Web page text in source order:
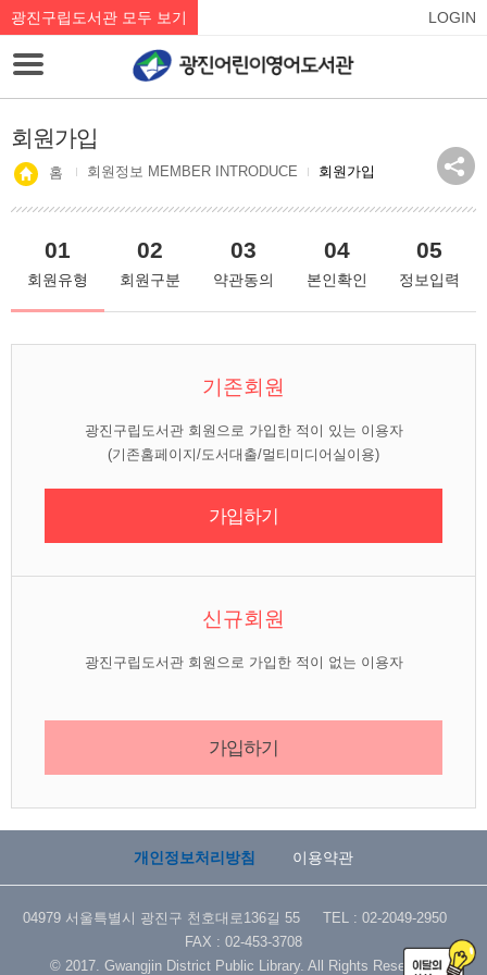
광진구립도서관 모두 보기 LOGIN
회원가입
홈 회원정보 MEMBER INTRODUCE 회원가입
01
회원유형
02
회원구분
03
약관동의
04
본인확인
05
정보입력
기존회원
광진구립도서관 회원으로 가입한 적이 있는 이용자
(기존홈페이지/도서대출/멀티미디어실이용)
가입하기
신규회원
광진구립도서관 회원으로 가입한 적이 없는 이용자
가입하기
개인정보처리방침 이용약관
04979 서울특별시 광진구 천호대로136길 55 TEL : 02-2049-2950
FAX : 02-453-3708
© 2017. Gwangjin District Public Library. All Rights Reserved.